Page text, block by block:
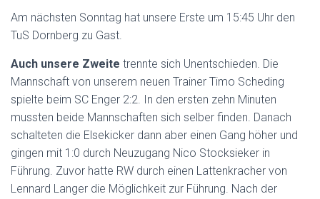
Am nächsten Sonntag hat unsere Erste um 15:45 Uhr den
TuS Dornberg zu Gast.
Auch unsere Zweite trennte sich Unentschieden. Die
Mannschaft von unserem neuen Trainer Timo Scheding
spielte beim SC Enger 2:2. In den ersten zehn Minuten
mussten beide Mannschaften sich selber finden. Danach
schalteten die Elsekicker dann aber einen Gang höher und
gingen mit 1:0 durch Neuzugang Nico Stocksieker in
Führung. Zuvor hatte RW durch einen Lattenkracher von
Lennard Langer die Möglichkeit zur Führung. Nach der